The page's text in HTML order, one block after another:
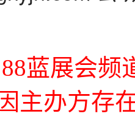
88蓝展会频
主办方存